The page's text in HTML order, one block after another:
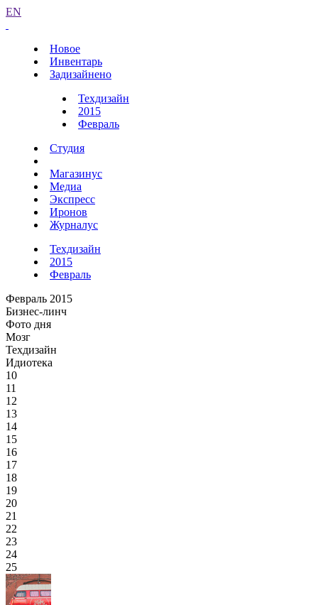
EN
Новое
Инвентарь
Задизайнено
Техдизайн
2015
Февраль
Студия
Магазинус
Медиа
Экспресс
Иронов
Журналус
Техдизайн
2015
Февраль
Февраль 2015
Бизнес-линч
Фото дня
Мозг
Техдизайн
Идиотека
10
11
12
13
14
15
16
17
18
19
20
21
22
23
24
25